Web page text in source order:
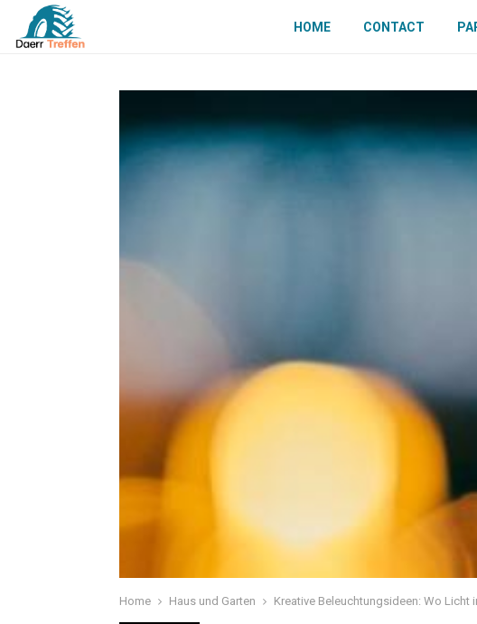
HOME CONTACT
Home Haus und Garten Kreative Beleuchtungsideen: Wo Licht